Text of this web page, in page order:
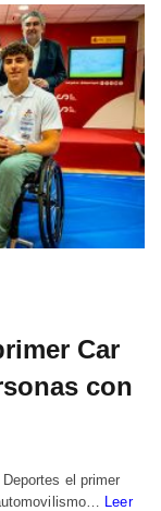
Car
con
el primer
Leer